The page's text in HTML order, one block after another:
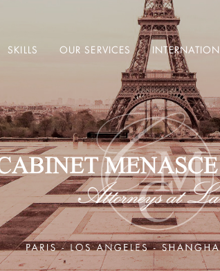
SKILLS OUR SERVICES